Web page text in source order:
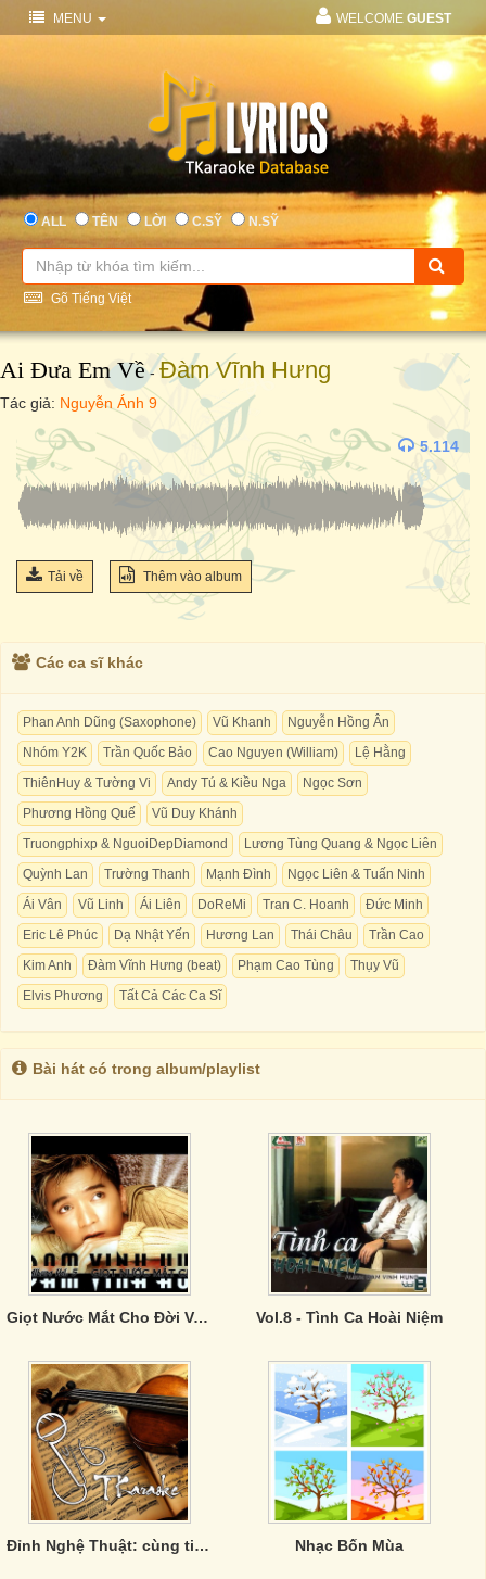
MENU WELCOME GUEST
ALL TÊN LỜI C.SỸ N.SỸ
Gõ Tiếng Việt
Ai Đưa Em Về-Đàm Vĩnh Hưng
Tác giả: Nguyễn Ánh 9
5.114
Tải về Thêm vào album
Các ca sĩ khác
Phan Anh Dũng (Saxophone) Vũ Khanh
Nguyễn Hồng Ân
Nhóm Y2K
Trần Quốc Bảo Cao Nguyen (William)
Lệ Hằng
ThiênHuy & Tường Vi
Andy Tú & Kiều Nga
Ngọc Sơn
Phương Hồng Quế
Vũ Duy Khánh
Truongphixp & NguoiDepDiamond
Lương Tùng Quang & Ngọc Liên
Quỳnh Lan
Trường Thanh Mạnh Đình
Ngọc Liên & Tuấn Ninh
Ái Vân
Vũ Linh Ái Liên DoReMi Tran C. Hoanh
Đức Minh
Eric Lê Phúc
Dạ Nhật Yến Hương Lan Thái Châu
Trần Cao
Kim Anh
Đàm Vĩnh Hưng (beat) Phạm Cao Tùng
Thụy Vũ
Elvis Phương
Tất Cả Các Ca Sĩ
Bài hát có trong album/playlist
Giọt Nước Mắt Cho Đời Vol.5 Vol.8 - Tình Ca Hoài Niệm
Đỉnh Nghệ Thuật: cùng tiêu điểm - khác góc tới. Nhạc Bốn Mùa